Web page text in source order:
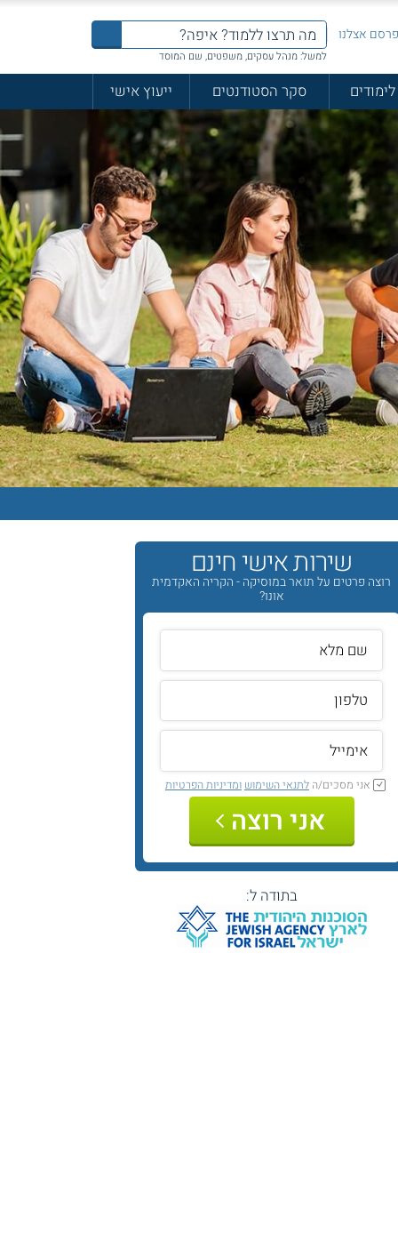
אצלנו
למשל: מנהל עסקים, משפטים, שם המוסד
סקר הסטודנטים ייעוץ אישי
שירות אישי חינם
רוצה פרטים על תואר במוסיקה - הקריה האקדמית
אונו?
אני מסכים/הלתנאי השימוש ומדיניות הפרטיות
אני רוצה
בתודה ל: